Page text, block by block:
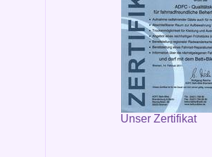
Unser Zertifikat